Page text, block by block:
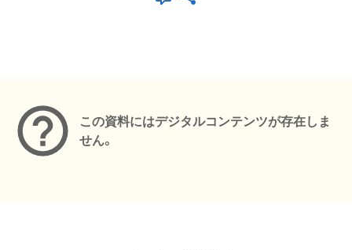
この資料にはデジタルコンテンツが存在しま
せん。